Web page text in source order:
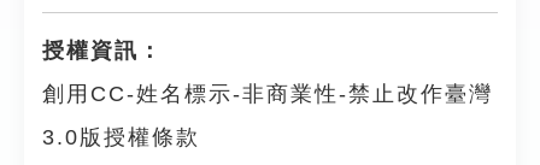
授權資訊：
創用CC-姓名標示-非商業性-禁止改作臺灣
3.0版授權條款